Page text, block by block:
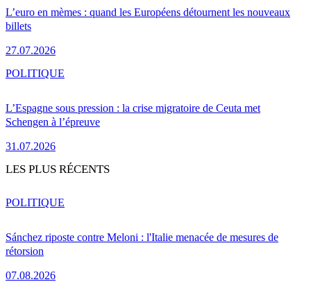
L’euro en mèmes : quand les Européens détournent les nouveaux
billets
27.07.2026
L’Espagne sous pression : la crise migratoire de Ceuta met
Schengen à l’épreuve
31.07.2026
POLITIQUE
LES PLUS RÉCENTS
Sánchez riposte contre Meloni : l'Italie menacée de mesures de
rétorsion
07.08.2026
POLITIQUE